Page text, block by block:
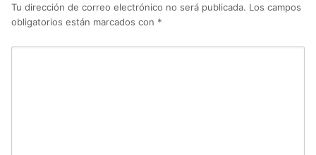
Tu dirección de correo electrónico no será publicada. Los campos
obligatorios están marcados con *